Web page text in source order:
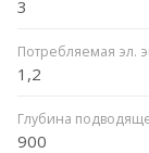
3
Потребляемая эл.
1,2
Глубина
900